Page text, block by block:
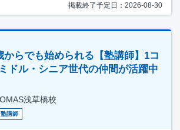
掲載終了予定日：2026-08-30
らでも始められる【塾講師】1コ
ドル・シニア世代の仲間が活躍中
浅草橋校
塾講師